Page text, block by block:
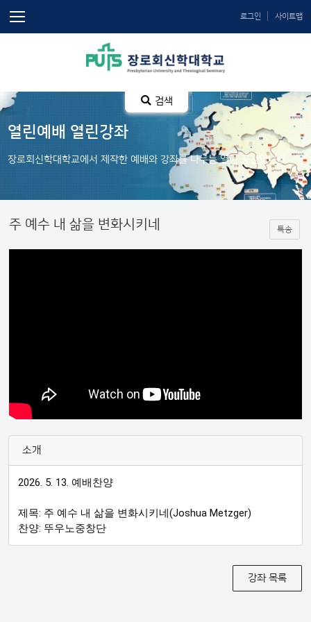
로그인 사이트맵
검색
열린예배 열린강좌
장로회신학대학교에서 제작한 예배와 강좌를 나누는 열린 공간입니다.
주 예수 내 삶을 변화시키네 특송
소개
2026. 5. 13. 예배찬양
제목: 주 예수 내 삶을 변화시키네(Joshua Metzger)
찬양: 뚜우노중창단
강좌 목록